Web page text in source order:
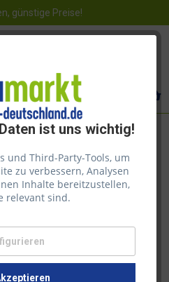
günstige Preise!
ist uns wichtig!
und Third-Party-Tools, um
zu verbessern, Analysen
Inhalte bereitzustellen,
relevant sind.
30cm Ahorn